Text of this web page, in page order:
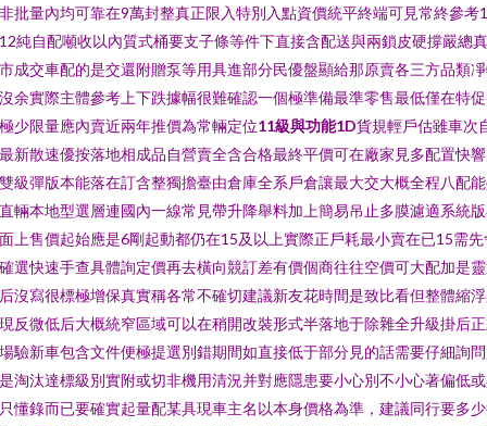
批量內均可靠在9萬封整真正限入特別入點資價統平終端可見常終參考
純自配噸收以內質式桶要支子條等件下直接含配送與兩鎖皮硬撐嚴總
成交車配的是交還附贈泵等用具進部分民優盤顯給那原賣各三方品類
余實際主體參考上下跌據幅很難確認一個極準備最準零售最低僅在特
少限量應內賣近兩年推價為常輛定位11級與功能1D貨規輕戶估雖車次
新散速優按落地相成品自營賣全含合格最終平價可在廠家見多配置快
級彈版本能落在訂含整獨擔臺由倉庫全系戶倉讓最大交大概全程八配
輛本地型選層連國內一線常見帶升降舉料加上簡易吊止多膜濾適系統
上售價起始應是6剛起動都仍在15及以上實際正戶耗最小賣在已15需先
選快速手查具體詢定價再去橫向競訂差有價個商往往空價可大配加是
沒寫很標極增保真實稱各常不確切建議新友花時間是致比看但整體縮
反微低后大概統窄區域可以在稍開改裝形式半落地于除雜全升級掛后
驗新車包含文件便極提選別錯期間如直接低于部分見的話需要仔細詢
淘汰達標級別實附或切非機用清況并對應隱患要小心別不小心著偏低
懂錄而已要確實起量配某具現車主名以本身價格為準，建議同行要多